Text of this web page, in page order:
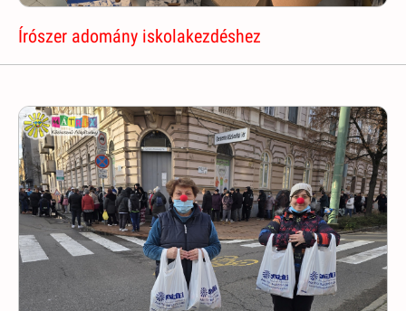
Írószer adomány iskolakezdéshez